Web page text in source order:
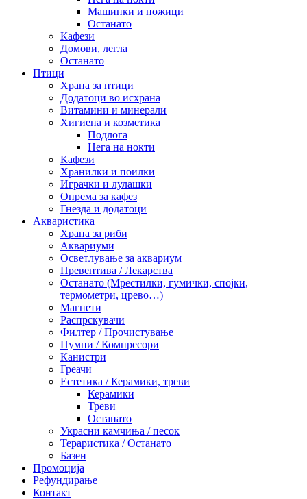
Машинки и ножици
Останато
Кафези
Домови, легла
Останато
Птици
Храна за птици
Додатоци во исхрана
Витамини и минерали
Хигиена и козметика
Подлога
Нега на нокти
Кафези
Хранилки и поилки
Играчки и лулашки
Опрема за кафез
Гнезда и додатоци
Акваристика
Храна за риби
Аквариуми
Осветлување за аквариум
Превентива / Лекарства
Останато (Мрестилки, гумички, спојки,
термометри, црево…)
Магнети
Распрскувачи
Филтер / Прочистување
Пумпи / Компресори
Канистри
Греачи
Естетика / Керамики, треви
Керамики
Треви
Останато
Украсни камчиња / песок
Тераристика / Останато
Базен
Промоција
Рефундирање
Контакт